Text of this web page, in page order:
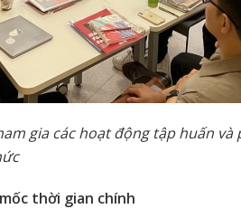
gia các hoạt động tập huấn
thời gian chính